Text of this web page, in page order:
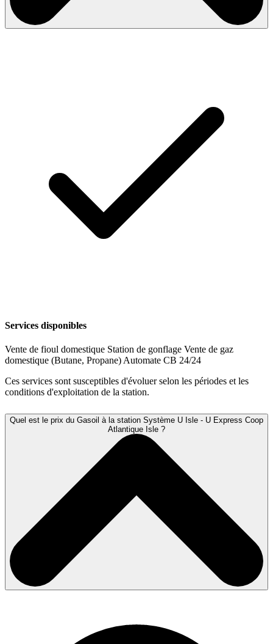
Services disponibles
Vente de fioul domestique Station de gonflage Vente de gaz
domestique (Butane, Propane) Automate CB 24/24
Ces services sont susceptibles d'évoluer selon les périodes et les
conditions d'exploitation de la station.
Quel est le prix du Gasoil à la station Système U Isle - U Express Coop
Atlantique Isle ?